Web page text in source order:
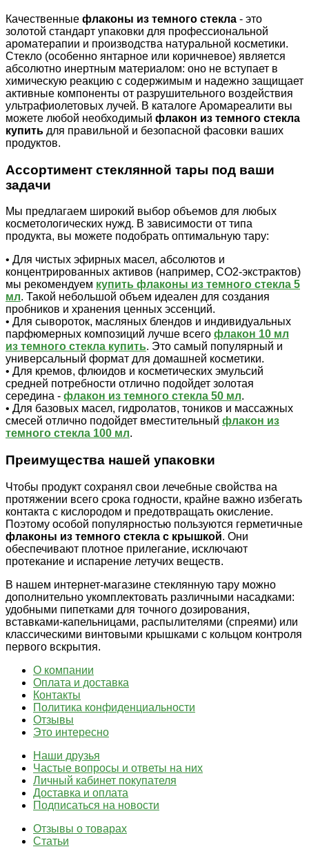
Качественные флаконы из темного стекла - это
золотой стандарт упаковки для профессиональной
ароматерапии и производства натуральной косметики.
Стекло (особенно янтарное или коричневое) является
абсолютно инертным материалом: оно не вступает в
химическую реакцию с содержимым и надежно защищает
активные компоненты от разрушительного воздействия
ультрафиолетовых лучей. В каталоге Аромареалити вы
можете любой необходимый флакон из темного стекла
купить для правильной и безопасной фасовки ваших
продуктов.
Ассортимент стеклянной тары под ваши
задачи
Мы предлагаем широкий выбор объемов для любых
косметологических нужд. В зависимости от типа
продукта, вы можете подобрать оптимальную тару:
• Для чистых эфирных масел, абсолютов и
концентрированных активов (например, CO2-экстрактов)
мы рекомендуем купить флаконы из темного стекла 5
мл. Такой небольшой объем идеален для создания
пробников и хранения ценных эссенций.
• Для сывороток, масляных блендов и индивидуальных
парфюмерных композиций лучше всего флакон 10 мл
из темного стекла купить. Это самый популярный и
универсальный формат для домашней косметики.
• Для кремов, флюидов и косметических эмульсий
средней потребности отлично подойдет золотая
середина - флакон из темного стекла 50 мл.
• Для базовых масел, гидролатов, тоников и массажных
смесей отлично подойдет вместительный флакон из
темного стекла 100 мл.
Преимущества нашей упаковки
Чтобы продукт сохранял свои лечебные свойства на
протяжении всего срока годности, крайне важно избегать
контакта с кислородом и предотвращать окисление.
Поэтому особой популярностью пользуются герметичные
флаконы из темного стекла с крышкой. Они
обеспечивают плотное прилегание, исключают
протекание и испарение летучих веществ.
В нашем интернет-магазине стеклянную тару можно
дополнительно укомплектовать различными насадками:
удобными пипетками для точного дозирования,
вставками-капельницами, распылителями (спреями) или
классическими винтовыми крышками с кольцом контроля
первого вскрытия.
О компании
Оплата и доставка
Контакты
Политика конфиденциальности
Отзывы
Это интересно
Наши друзья
Частые вопросы и ответы на них
Личный кабинет покупателя
Доставка и оплата
Подписаться на новости
Отзывы о товарах
Статьи